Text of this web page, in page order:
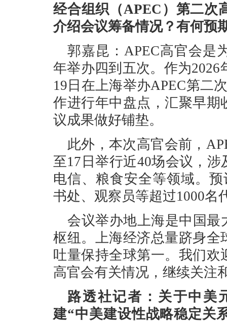
经合组织（APEC）第二次
介绍会议筹备情况？有何预
郭嘉昆：APEC高官会是
年举办四到五次。作为2026
19日在上海举办APEC第二
作进行年中盘点，汇聚早
议成果做好铺垫。
此外，本次高官会前，
至17日举行近40场会议，
电信、粮食安全等领域。
书处、观察员等超过1000名
会议举办地上海是中国最
枢纽。上海经济总量跻身
吐量保持全球第一。我们
高官会有关情况，继续关注
路透社记者：关于中美
建“中美建设性战略稳定关